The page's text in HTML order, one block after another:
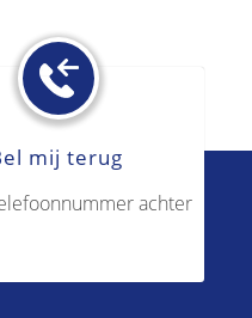
mij terug
achter